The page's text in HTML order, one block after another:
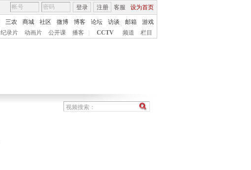
客服 设为首页
登录 注册
三农 商城 社区 微博 博客 论坛 访谈 邮箱
游戏
纪录片 动画片 公开课 播客 CCTV 频道 栏目